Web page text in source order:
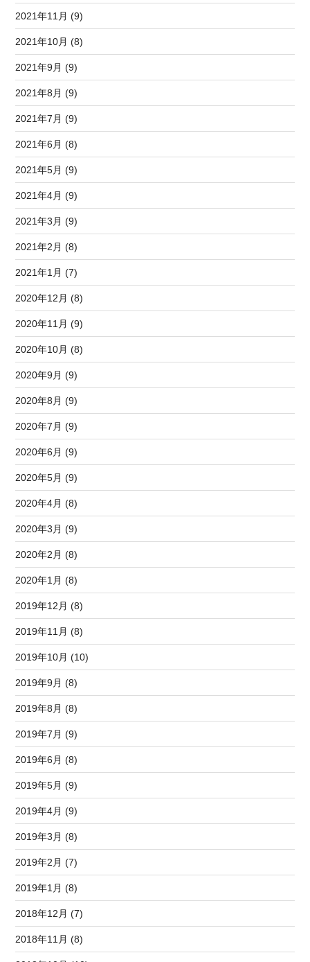
2021年11月 (9)
2021年10月 (8)
2021年9月 (9)
2021年8月 (9)
2021年7月 (9)
2021年6月 (8)
2021年5月 (9)
2021年4月 (9)
2021年3月 (9)
2021年2月 (8)
2021年1月 (7)
2020年12月 (8)
2020年11月 (9)
2020年10月 (8)
2020年9月 (9)
2020年8月 (9)
2020年7月 (9)
2020年6月 (9)
2020年5月 (9)
2020年4月 (8)
2020年3月 (9)
2020年2月 (8)
2020年1月 (8)
2019年12月 (8)
2019年11月 (8)
2019年10月 (10)
2019年9月 (8)
2019年8月 (8)
2019年7月 (9)
2019年6月 (8)
2019年5月 (9)
2019年4月 (9)
2019年3月 (8)
2019年2月 (7)
2019年1月 (8)
2018年12月 (7)
2018年11月 (8)